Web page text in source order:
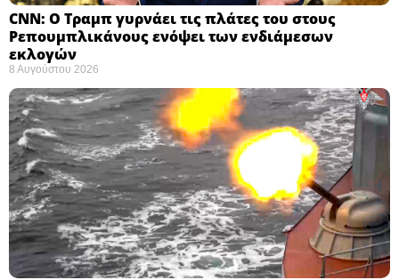
CNN: Ο Τραμπ γυρνάει τις πλάτες του στους
Ρεπουμπλικάνους ενόψει των ενδιάμεσων
εκλογών ​
8 Αυγούστου 2026